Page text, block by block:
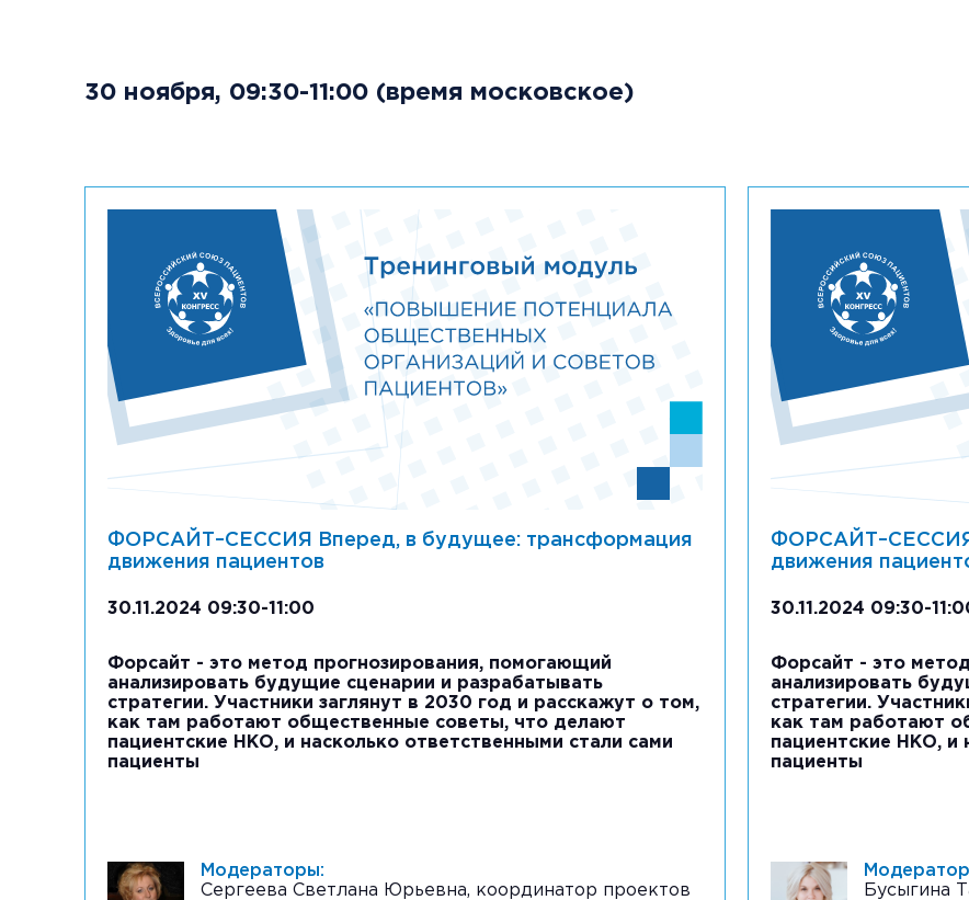
30 ноября, 09:30-11:00 (время московское)
ФОРСАЙТ–СЕССИЯ Вперед, в будущее: трансформация
движения пациентов
30.11.2024 09:30-11:00
Форсайт - это метод прогнозирования, помогающий
анализировать будущие сценарии и разрабатывать
стратегии. Участники заглянут в 2030 год и расскажут о том,
как там работают общественные советы, что делают
пациентские НКО, и насколько ответственными стали сами
пациенты
Модераторы:
Сергеева Светлана Юрьевна, координатор проектов
ФОРСАЙТ–СЕССИЯ
движения
30.11.2024 09:30-
Форсайт - это
анализировать
стратегии.
как там работают
пациентские НКО, и
пациенты
Бусыгина